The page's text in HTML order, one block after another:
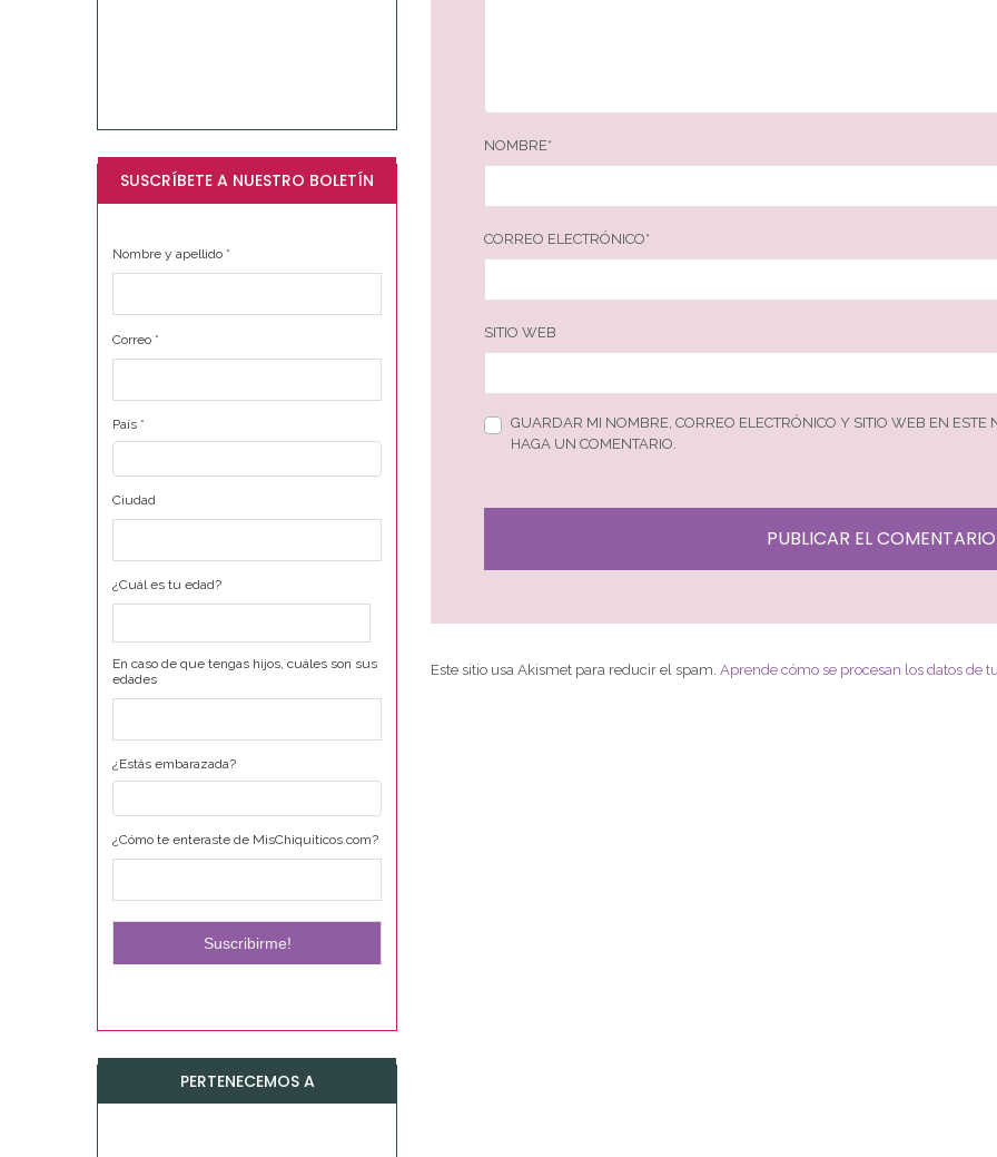
NOMBRE*
CORREO ELECTRÓNICO*
SITIO WEB
GUARDAR MI NOMBRE, CORREO ELECTRÓNICO Y SITIO WEB EN
HAGA UN COMENTARIO.
Este sitio usa Akismet para reducir el spam. Aprende cómo se procesan los datos de
SUSCRÍBETE A NUESTRO BOLETÍN
Nombre y apellido *
Correo *
País *
Ciudad
¿Cuál es tu edad?
En caso de que tengas hijos, cuáles son sus
edades
¿Estás embarazada?
¿Cómo te enteraste de MisChiquiticos.com?
PERTENECEMOS A